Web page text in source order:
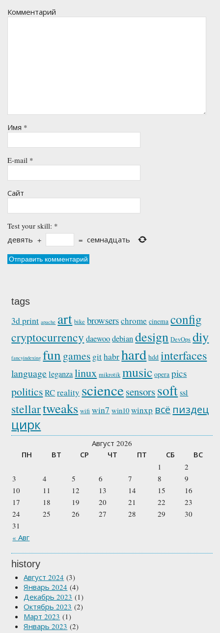
Комментарий
Имя *
E-mail *
Сайт
Test your skill: *
девять + = семнадцать
tags
3d print apache art bike browserschrome cinema config
cryptocurrencydaewoodebiandesign DevOps diy
fancyindexing fun games githabrhard hdd interfaces
language leganzalinux mikrotik music opera pics
politicsRCreality sciencesensorssoftssl
stellartweaks wifi win7 win10 winxp всё пиздец
цирк
Август 2026
ПН ВТ СР ЧТ ПТ СБ ВС
« Авг
1
2
3
4 5 6 7 8
9
10
11 12 13 14 15
16
17
18 19 20 21 22
23
24
25 26 27 28 29
30
31
history
Август 2024 (3)
Январь 2024 (4)
Декабрь 2023 (1)
Октябрь 2023 (2)
Март 2023 (1)
Январь 2023 (2)